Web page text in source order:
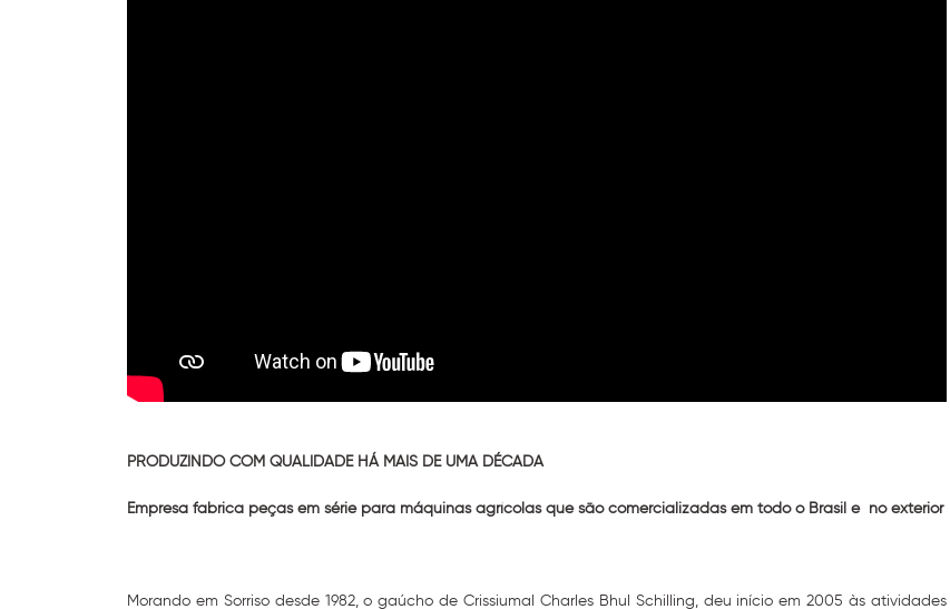
PRODUZINDO COM QUALIDADE HÁ MAIS DE UMA DÉCADA
Empresa fabrica peças em série para máquinas agrícolas que são comercializadas em todo o Brasil e no exterior
Morando em Sorriso desde 1982, o gaúcho de Crissiumal Charles Bhul Schilling, deu início em 2005 às atividades